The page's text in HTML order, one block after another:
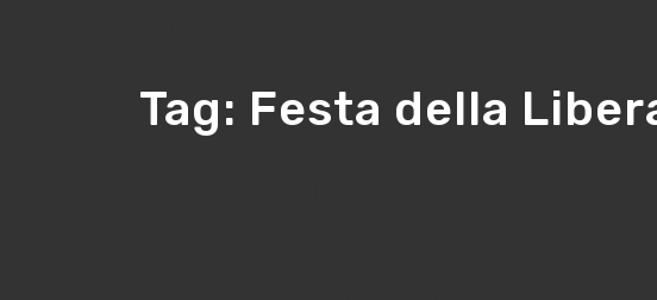
Tag: Festa della